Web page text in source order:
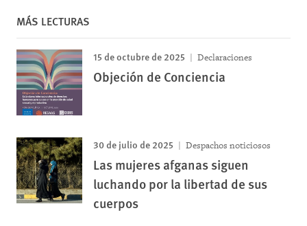
MÁS LECTURAS
15 de octubre de 2025 Declaraciones
Objeción de Conciencia
30 de julio de 2025 Despachos noticiosos
Las mujeres afganas siguen
luchando por la libertad de sus
cuerpos